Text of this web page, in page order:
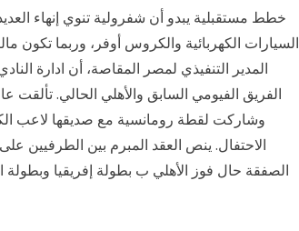
خطط مستقبلية يبدو أن شفرولية تنوي إنهاء
السيارات الكهربائية والكروس أوفر، وربما تكون
المدير التنفيذي لمصر المقاصة، أن ادارة
الفريق الفيومي السابق والأهلي الحالي. تألقت
وشاركت لقطة رومانسية مع صديقها لاعب
الصفقة حال فوز الأهلي ب بطولة إفريقيا وبطولة